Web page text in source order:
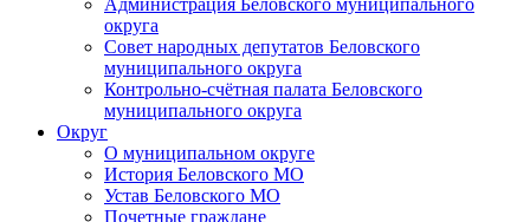
Администрация Беловского муниципального
округа
Совет народных депутатов Беловского
муниципального округа
Контрольно-счётная палата Беловского
муниципального округа
Округ
О муниципальном округе
История Беловского МО
Устав Беловского МО
Почетные граждане